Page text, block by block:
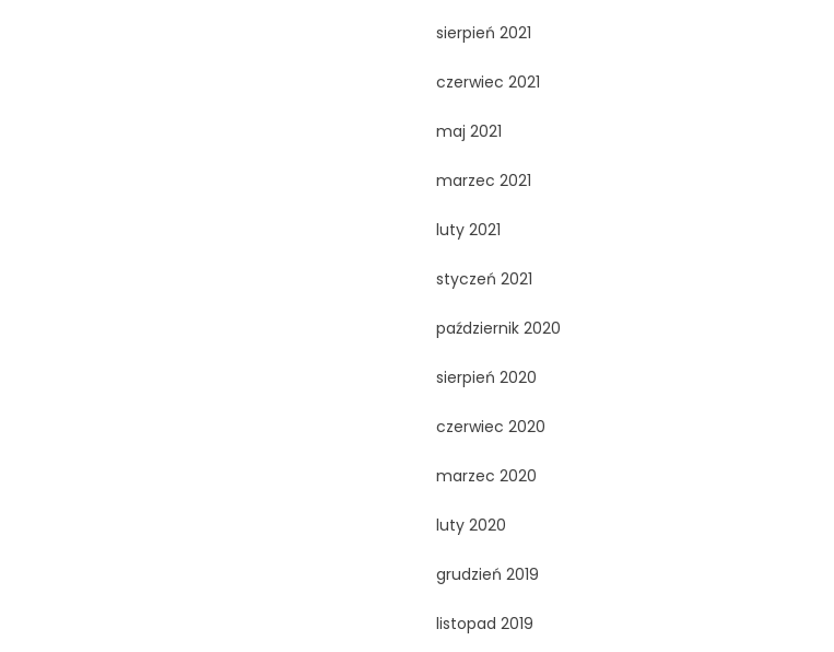
sierpień 2021
czerwiec 2021
maj 2021
marzec 2021
luty 2021
styczeń 2021
październik 2020
sierpień 2020
czerwiec 2020
marzec 2020
luty 2020
grudzień 2019
listopad 2019